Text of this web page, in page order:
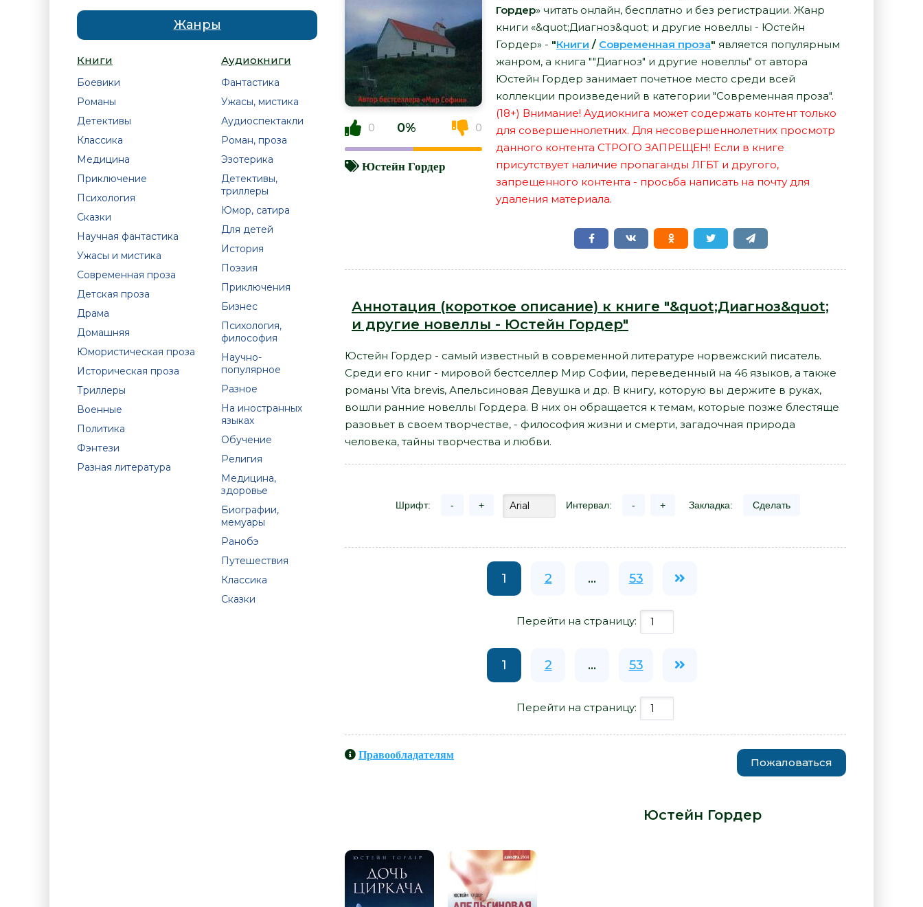
Жанры
Книги
Боевики
Романы
Детективы
Классика
Медицина
Приключение
Психология
Сказки
Научная фантастика
Ужасы и мистика
Современная проза
Детская проза
Драма
Домашняя
Юмористическая проза
Историческая проза
Триллеры
Военные
Политика
Фэнтези
Разная литература
Аудиокниги
Фантастика
Ужасы, мистика
Аудиоспектакли
Роман, проза
Эзотерика
Детективы,
триллеры
Юмор, сатира
Для детей
История
Поэзия
Приключения
Бизнес
Психология,
философия
Научно-
популярное
Разное
На иностранных
языках
Обучение
Религия
Медицина,
здоровье
Биографии,
мемуары
Ранобэ
Путешествия
Классика
Сказки
0 0% 0
Юстейн Гордер
Гордер» читать онлайн, бесплатно и без регистрации. Жанр
книги «&quot;Диагноз&quot; и другие новеллы - Юстейн
Гордер» - "Книги / Современная проза" является популярным
жанром, а книга ""Диагноз" и другие новеллы" от автора
Юстейн Гордер занимает почетное место среди всей
коллекции произведений в категории "Современная проза".
(18+) Внимание! Аудиокнига может содержать контент только
для совершеннолетних. Для несовершеннолетних просмотр
данного контента СТРОГО ЗАПРЕЩЕН! Если в книге
присутствует наличие пропаганды ЛГБТ и другого,
запрещенного контента - просьба написать на почту для
удаления материала.
Аннотация (короткое описание) к книге "&quot;Диагноз&quot;
и другие новеллы - Юстейн Гордер"
Юстейн Гордер - самый известный в современной литературе норвежский писатель.
Среди его книг - мировой бестселлер Мир Софии, переведенный на 46 языков, а также
романы Vita brevis, Апельсиновая Девушка и др. В книгу, которую вы держите в руках,
вошли ранние новеллы Гордера. В них он обращается к темам, которые позже блестяще
разовьет в своем творчестве, - философия жизни и смерти, загадочная природа
человека, тайны творчества и любви.
Шрифт: - + Интервал: - + Закладка: Сделать
1 2 ... 53
Перейти на страницу:
1 2 ... 53
Перейти на страницу:
Правообладателям
Пожаловаться
Юстейн Гордер: